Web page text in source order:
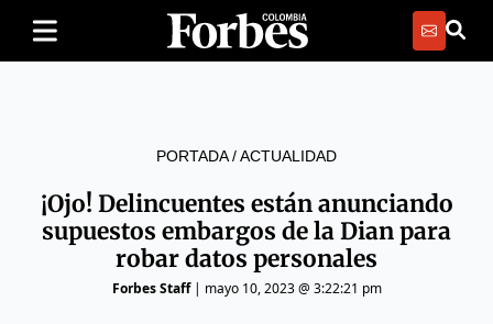
PORTADA/ACTUALIDAD
¡Ojo! Delincuentes están anunciando
supuestos embargos de la Dian para
robar datos personales
Forbes Staff| mayo 10, 2023 @ 3:22:21 pm